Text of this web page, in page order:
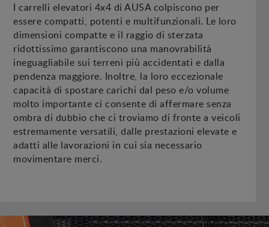
I carrelli elevatori 4x4 di AUSA colpiscono per
essere compatti, potenti e multifunzionali. Le loro
dimensioni compatte e il raggio di sterzata
ridottissimo garantiscono una manovrabilità
ineguagliabile sui terreni più accidentati e dalla
pendenza maggiore. Inoltre, la loro eccezionale
capacità di spostare carichi dal peso e/o volume
molto importante ci consente di affermare senza
ombra di dubbio che ci troviamo di fronte a veicoli
estremamente versatili, dalle prestazioni elevate e
adatti alle lavorazioni in cui sia necessario
movimentare merci.